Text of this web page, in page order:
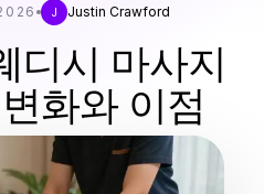
J Justin Crawford
디시 마사지
화와 이점